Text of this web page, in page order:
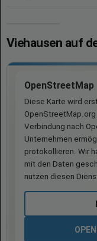
Viehausen auf
OpenStreetMap
Diese Karte wird
Verbindung nach
Unternehmen
protokollieren. Wir
mit den Daten
nutzen diesen